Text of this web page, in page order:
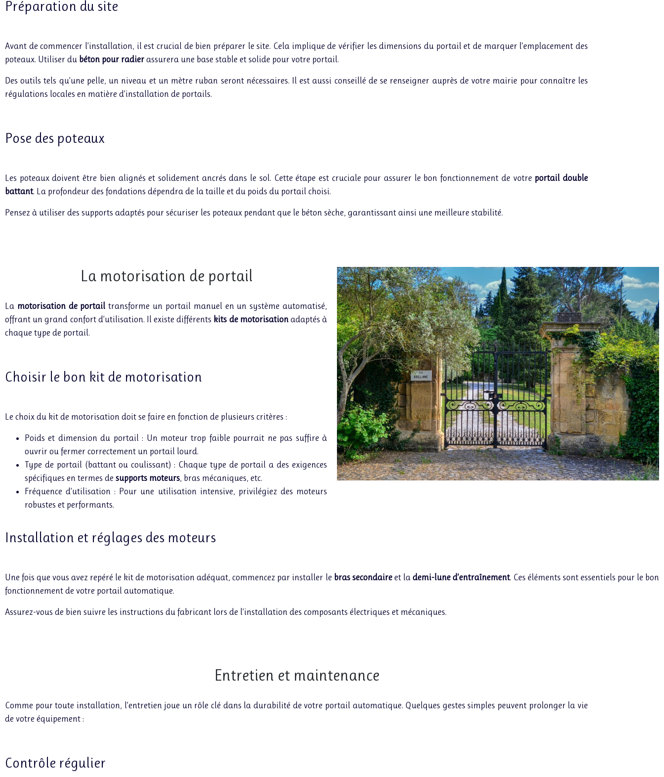
Préparation du site
Avant de commencer l’installation, il est crucial de bien préparer le site. Cela implique de vérifier les dimensions du portail et de marquer l’emplacement des
poteaux. Utiliser du béton pour radier assurera une base stable et solide pour votre portail.
Des outils tels qu’une pelle, un niveau et un mètre ruban seront nécessaires. Il est aussi conseillé de se renseigner auprès de votre mairie pour connaître les
régulations locales en matière d’installation de portails.
Pose des poteaux
Les poteaux doivent être bien alignés et solidement ancrés dans le sol. Cette étape est cruciale pour assurer le bon fonctionnement de votre portail double
battant. La profondeur des fondations dépendra de la taille et du poids du portail choisi.
Pensez à utiliser des supports adaptés pour sécuriser les poteaux pendant que le béton sèche, garantissant ainsi une meilleure stabilité.
La motorisation de portail
La motorisation de portail transforme un portail manuel en un système automatisé,
offrant un grand confort d’utilisation. Il existe différents kits de motorisationadaptés à
chaque type de portail.
Choisir le bon kit de motorisation
Le choix du kit de motorisation doit se faire en fonction de plusieurs critères :
Poids et dimension du portail : Un moteur trop faible pourrait ne pas suffire à
ouvrir ou fermer correctement un portail lourd.
Type de portail (battant ou coulissant) : Chaque type de portail a des exigences
spécifiques en termes de supports moteurs, bras mécaniques, etc.
Fréquence d’utilisation : Pour une utilisation intensive, privilégiez des moteurs
robustes et performants.
Installation et réglages des moteurs
Une fois que vous avez repéré le kit de motorisation adéquat, commencez par installer le bras secondaireet la demi-lune d’entraînement. Ces éléments sont essentiels pour le bon
fonctionnement de votre portail automatique.
Assurez-vous de bien suivre les instructions du fabricant lors de l’installation des composants électriques et mécaniques.
Entretien et maintenance
Comme pour toute installation, l’entretien joue un rôle clé dans la durabilité de votre portail automatique. Quelques gestes simples peuvent prolonger la vie
de votre équipement :
Contrôle régulier